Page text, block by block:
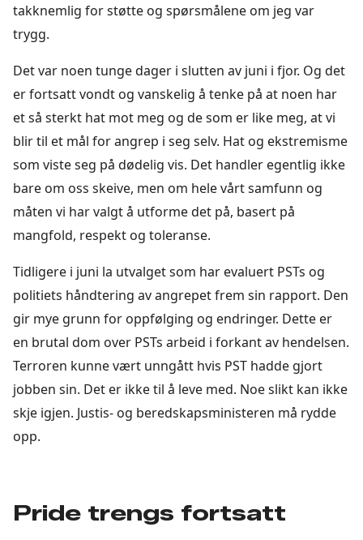
takknemlig for støtte og spørsmålene om jeg var
trygg.
Det var noen tunge dager i slutten av juni i fjor. Og det
er fortsatt vondt og vanskelig å tenke på at noen har
et så sterkt hat mot meg og de som er like meg, at vi
blir til et mål for angrep i seg selv. Hat og ekstremisme
som viste seg på dødelig vis. Det handler egentlig ikke
bare om oss skeive, men om hele vårt samfunn og
måten vi har valgt å utforme det på, basert på
mangfold, respekt og toleranse.
Tidligere i juni la utvalget som har evaluert PSTs og
politiets håndtering av angrepet frem sin rapport. Den
gir mye grunn for oppfølging og endringer. Dette er
en brutal dom over PSTs arbeid i forkant av hendelsen.
Terroren kunne vært unngått hvis PST hadde gjort
jobben sin. Det er ikke til å leve med. Noe slikt kan ikke
skje igjen. Justis- og beredskapsministeren må rydde
opp.
Pride trengs fortsatt